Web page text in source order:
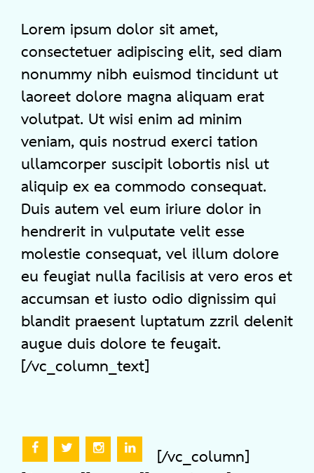
Lorem ipsum dolor sit amet,
consectetuer adipiscing elit, sed diam
nonummy nibh euismod tincidunt ut
laoreet dolore magna aliquam erat
volutpat. Ut wisi enim ad minim
veniam, quis nostrud exerci tation
ullamcorper suscipit lobortis nisl ut
aliquip ex ea commodo consequat.
Duis autem vel eum iriure dolor in
hendrerit in vulputate velit esse
molestie consequat, vel illum dolore
eu feugiat nulla facilisis at vero eros et
accumsan et iusto odio dignissim qui
blandit praesent luptatum zzril delenit
augue duis dolore te feugait.
[/vc_column_text]
[/vc_column]